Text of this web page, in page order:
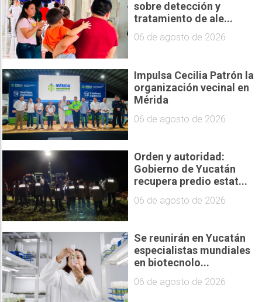
sobre detección y
tratamiento de ale...
06 de agosto de 2026
Impulsa Cecilia Patrón la
organización vecinal en
Mérida
06 de agosto de 2026
Orden y autoridad:
Gobierno de Yucatán
recupera predio estat...
06 de agosto de 2026
Se reunirán en Yucatán
especialistas mundiales
en biotecnolo...
06 de agosto de 2026